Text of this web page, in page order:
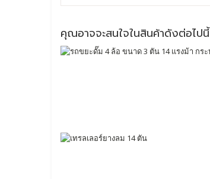
คุณอาจจะสนใจในสินค้าดังต่อไปนี้